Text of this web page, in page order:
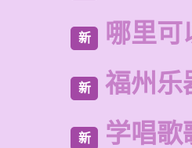
新 哪里可
新 福州乐
新 学唱歌